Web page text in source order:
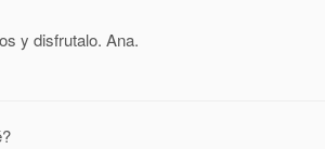
y disfrutalo. Ana.